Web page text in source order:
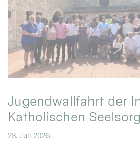
Jugendwallfahrt der
Katholischen
23. Juli 2026